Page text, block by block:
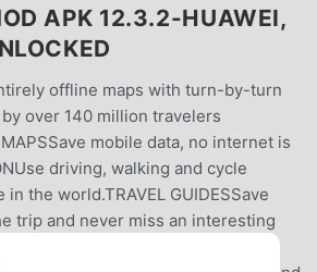
APK 12.3.2-HUAWEI,
offline maps with turn-by-turn
over 140 million travelers
mobile data, no internet is
driving, walking and cycle
the world.TRAVEL GUIDESSave
trip and never miss an interesting
travel guides. Whether you